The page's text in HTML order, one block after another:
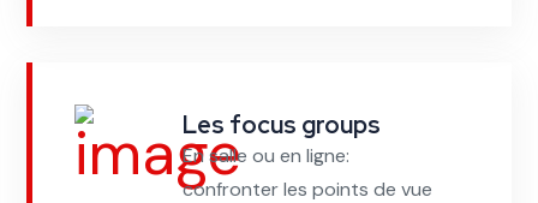
Les focus groups
En salle ou en ligne:
confronter les points de vue